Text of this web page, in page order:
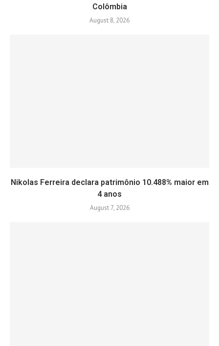
Colômbia
August 8, 2026
Nikolas Ferreira declara patrimônio 10.488% maior em
4 anos
August 7, 2026